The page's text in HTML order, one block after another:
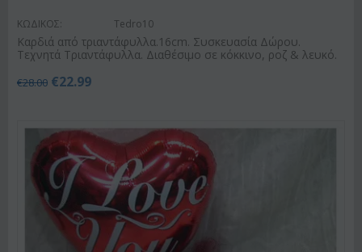
ΚΩΔΙΚΟΣ: Tedro10
Καρδιά από τριαντάφυλλα.16cm. Συσκευασία Δώρου.
Τεχνητά Τριαντάφυλλα. Διαθέσιμο σε κόκκινο, ροζ & λευκό.
€28.00 €22.99